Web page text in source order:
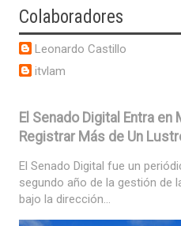
Colaboradores
Leonardo Castillo
itvlam
El Senado Digital Entra
Registrar Más de Un
El Senado Digital fue un
segundo año de la gestión de
bajo la dirección...